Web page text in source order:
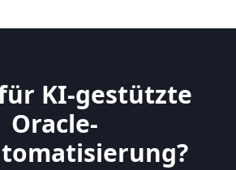
KI-gestützte
Oracle-